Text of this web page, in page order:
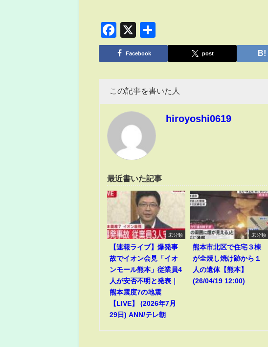
Facebook
X
有
Facebook post
この記事を書いた人
hiroyoshi0619
最近書いた記事
未分類
【速報ライブ】爆発事
故でイオン会見「イオ
ンモール熊本」従業員4
人が安否不明と発表｜
熊本震度7の地震
【LIVE】 (2026年7月
29日) ANN/テレ朝
未分類
熊本市北区で住宅３棟
が全焼し焼け跡から１
人の遺体【熊本】
(26/04/19 12:00)